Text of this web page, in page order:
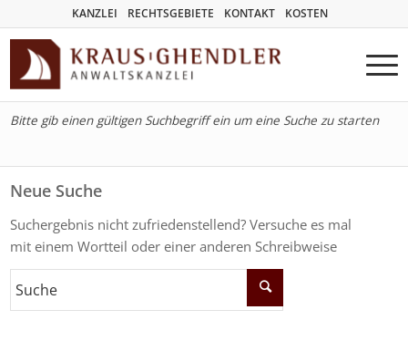
KANZLEI RECHTSGEBIETE KONTAKT KOSTEN
Bitte gib einen gültigen Suchbegriff ein um eine Suche zu starten
Neue Suche
Suchergebnis nicht zufriedenstellend? Versuche es mal
mit einem Wortteil oder einer anderen Schreibweise